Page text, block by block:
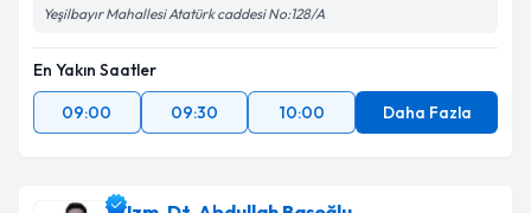
Yeşilbayır Mahallesi Atatürk caddesi No:128/A
En Yakın Saatler
09:00
09:30 10:00 Daha Fazla